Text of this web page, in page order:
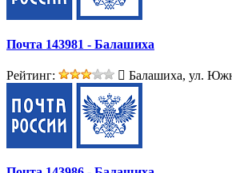
Почта 143981 - Балашиха
Рейтинг: Балашиха, ул.